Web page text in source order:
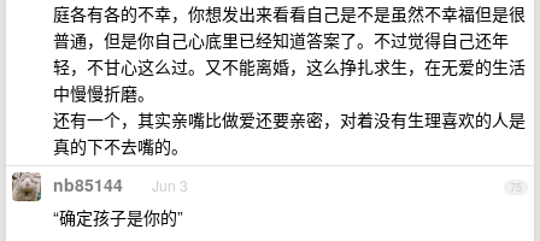
庭各有各的不幸，你想发出来看看自己是不是虽然不幸福但是很
普通，但是你自己心底里已经知道答案了。不过觉得自己还年
轻，不甘心这么过。又不能离婚，这么挣扎求生，在无爱的生活
中慢慢折磨。
还有一个，其实亲嘴比做爱还要亲密，对着没有生理喜欢的人是
真的下不去嘴的。
75
nb85144 Jun 3
“确定孩子是你的”